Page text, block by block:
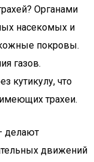
Органами
насекомых и
покровы.
газов.
кутикулу, что
трахеи.
делают
движений